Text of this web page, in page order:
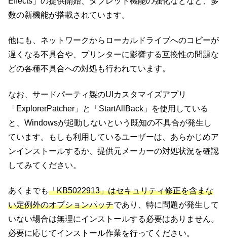
数の新機能が搭載されています。
他にも、ネットワークからローカルドライブへのコピーが
遅くなる不具合や、プリンターに影響する互換性の問題な
どの各種不具合への対処も行われています。
なお、サードパーティ製のUIカスタマイズアプリ
「ExplorerPatcher」と「StartAllBack」を使用している
と、Windowsが起動しないという既知の不具合が発生し
ています。もしも利用しているユーザーは、あらかじめア
ンインストールするか、提供元メーカーの対処状況を確認
してみてください。
あくまでも「KB5022913」はセキュリティ修正を含まな
い定例外のオプションパッチであり、特に問題が発生して
いない場合は無理にインストールする必要はありません。
必要に応じてインストール作業を行ってください。